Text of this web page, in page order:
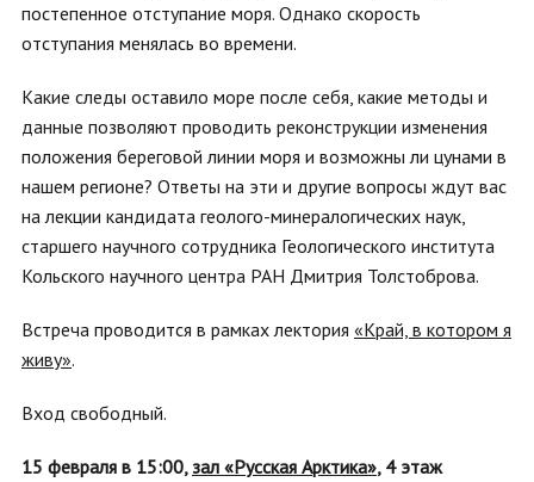
постепенное отступание моря. Однако скорость
отступания менялась во времени.
Какие следы оставило море после себя, какие методы и
данные позволяют проводить реконструкции изменения
положения береговой линии моря и возможны ли цунами в
нашем регионе? Ответы на эти и другие вопросы ждут вас
на лекции кандидата геолого-минералогических наук,
старшего научного сотрудника Геологического института
Кольского научного центра РАН Дмитрия Толстоброва.
Встреча проводится в рамках лектория «Край, в котором я
живу».
Вход свободный.
15 февраля в 15:00, зал «Русская Арктика», 4 этаж